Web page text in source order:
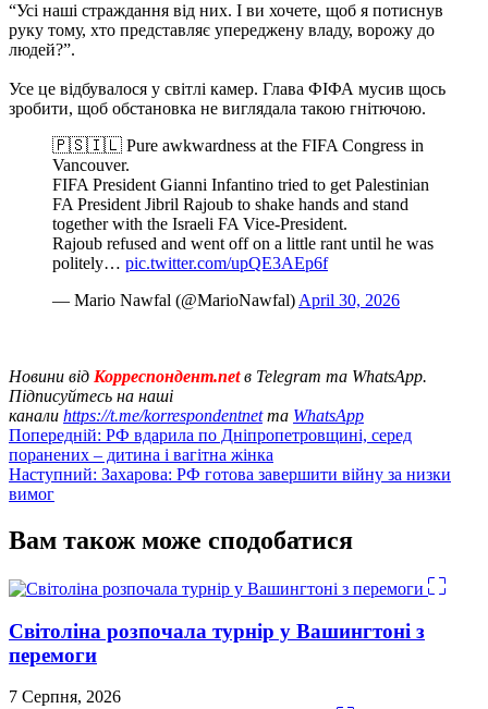
“Усі наші страждання від них. І ви хочете, щоб я потиснув
руку тому, хто представляє упереджену владу, ворожу до
людей?”.
Усе це відбувалося у світлі камер. Глава ФІФА мусив щось
зробити, щоб обстановка не виглядала такою гнітючою.
🇵🇸🇮🇱 Pure awkwardness at the FIFA Congress in
Vancouver.
FIFA President Gianni Infantino tried to get Palestinian
FA President Jibril Rajoub to shake hands and stand
together with the Israeli FA Vice-President.
Rajoub refused and went off on a little rant until he was
politely… pic.twitter.com/upQE3AEp6f
— Mario Nawfal (@MarioNawfal) April 30, 2026
Новини від Корреспондент.netв Telegram та WhatsApp.
Підписуйтесь на наші
канали https://t.me/korrespondentnetта WhatsApp
Навігація
записів
Попередній: РФ вдарила по Дніпропетровщині, серед
поранених – дитина і вагітна жінка
Наступний: Захарова: РФ готова завершити війну за низки
вимог
Вам також може сподобатися
Світоліна розпочала турнір у Вашингтоні з
перемоги
7 Серпня, 2026